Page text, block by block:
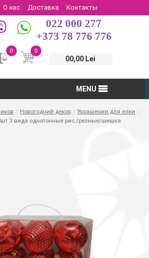
О нас Доставка
Контакты
Возврат
022 000 277
+373 78 776 776
0
00,00 Lei
0
MENU
Новогодний декор
Украшения для елки
3 вида однотонные рис./резные/шишка